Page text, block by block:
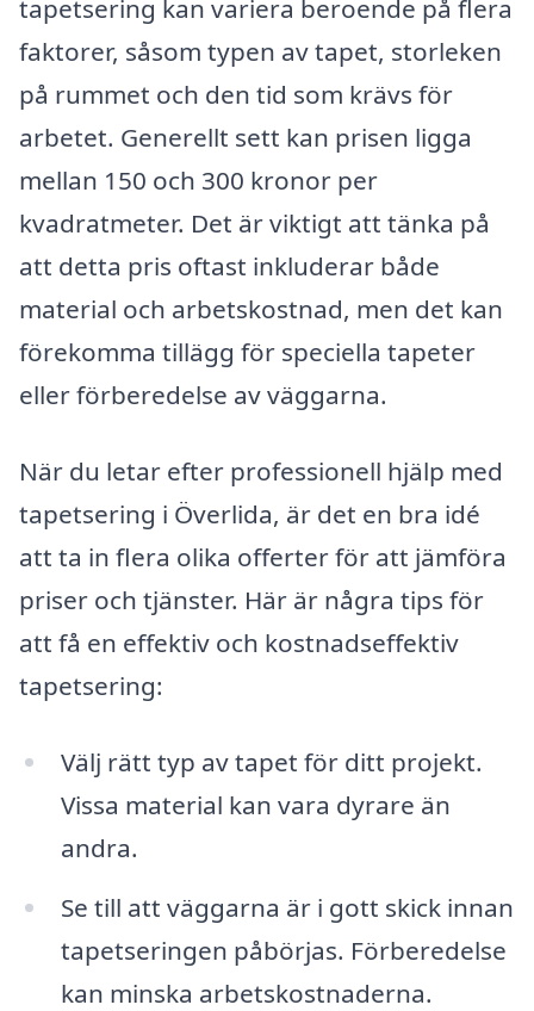
tapetsering kan variera beroende på flera
faktorer, såsom typen av tapet, storleken
på rummet och den tid som krävs för
arbetet. Generellt sett kan prisen ligga
mellan 150 och 300 kronor per
kvadratmeter. Det är viktigt att tänka på
att detta pris oftast inkluderar både
material och arbetskostnad, men det kan
förekomma tillägg för speciella tapeter
eller förberedelse av väggarna.
När du letar efter professionell hjälp med
tapetsering i Överlida, är det en bra idé
att ta in flera olika offerter för att jämföra
priser och tjänster. Här är några tips för
att få en effektiv och kostnadseffektiv
tapetsering:
Välj rätt typ av tapet för ditt projekt.
Vissa material kan vara dyrare än
andra.
Se till att väggarna är i gott skick innan
tapetseringen påbörjas. Förberedelse
kan minska arbetskostnaderna.